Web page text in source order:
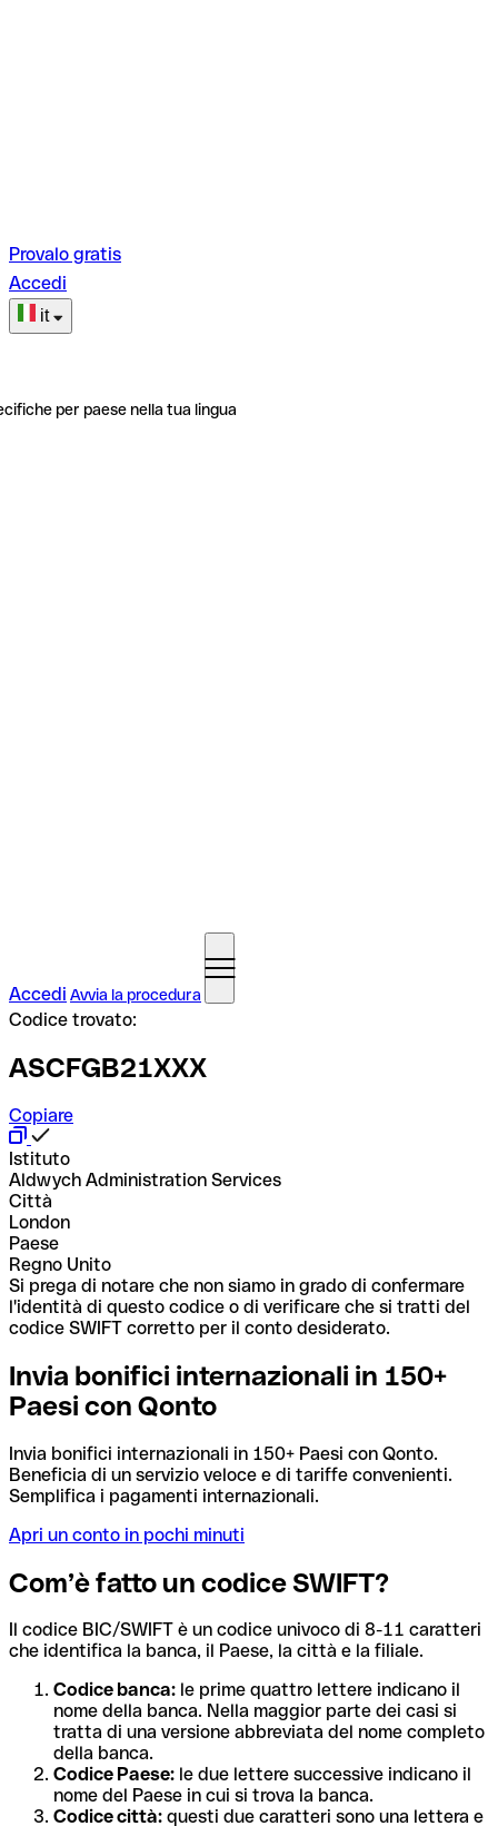
Provalo gratis
Accedi
it
per paese nella tua lingua
Accedi Avvia la procedura
Codice trovato:
ASCFGB21XXX
Copiare
Istituto
Aldwych Administration Services
Città
London
Paese
Regno Unito
Si prega di notare che non siamo in grado di confermare
l'identità di questo codice o di verificare che si tratti del
codice SWIFT corretto per il conto desiderato.
Invia bonifici internazionali in 150+
Paesi con Qonto
Invia bonifici internazionali in 150+ Paesi con Qonto.
Beneficia di un servizio veloce e di tariffe convenienti.
Semplifica i pagamenti internazionali.
Apri un conto in pochi minuti
Com’è fatto un codice SWIFT?
Il codice BIC/SWIFT è un codice univoco di 8-11 caratteri
che identifica la banca, il Paese, la città e la filiale.
Codice banca: le prime quattro lettere indicano il
nome della banca. Nella maggior parte dei casi si
tratta di una versione abbreviata del nome completo
della banca.
Codice Paese: le due lettere successive indicano il
nome del Paese in cui si trova la banca.
Codice città: questi due caratteri sono una lettera e